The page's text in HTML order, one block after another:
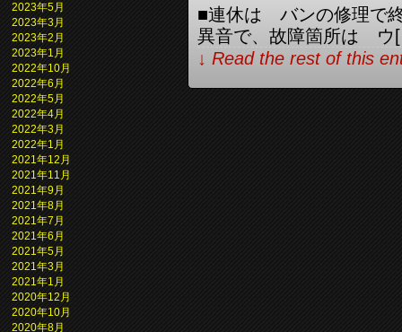
2023年5月
2023年3月
2023年2月
2023年1月
2022年10月
2022年6月
2022年5月
2022年4月
2022年3月
2022年1月
2021年12月
2021年11月
2021年9月
2021年8月
2021年7月
2021年6月
2021年5月
2021年3月
2021年1月
2020年12月
2020年10月
2020年8月
■連休は バンの修理で
異音で、故障箇所は
↓ Read the rest of this